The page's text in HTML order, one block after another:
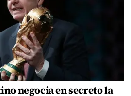
negocia en secreto la